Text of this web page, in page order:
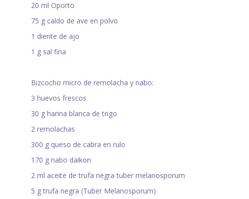
20 ml Oporto
75 g caldo de ave en polvo
1 diente de ajo
1 g sal fina
Bizcocho micro de remolacha y nabo:
3 huevos frescos
30 g harina blanca de trigo
2 remolachas
300 g queso de cabra en rulo
170 g nabo daikon
2 ml aceite de trufa negra tuber melanosporum
5 g trufa negra (Tuber Melanosporum)